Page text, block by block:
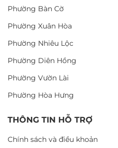
Phường Bàn Cờ
Phường Xuân Hòa
Phường Nhiêu Lộc
Phường Diên Hồng
Phường Vườn Lài
Phường Hòa Hưng
THÔNG TIN HỖ TRỢ
Chính sách và điều khoản